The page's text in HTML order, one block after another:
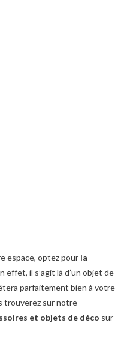
espace, optez pour la
effet, il s’agit là d’un objet de
parfaitement bien à votre
trouverez sur notre
et objets de déco sur